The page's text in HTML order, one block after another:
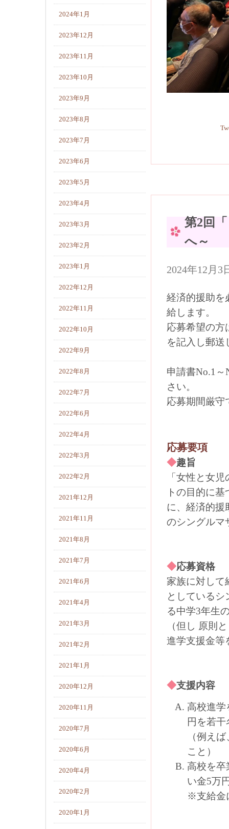
第2回
へ～
2024年12月
経済的援助を
給します。
応募希望の方
を記入し郵送
申請書No.1
さい。
応募期間厳守
応募要項
◆趣旨
「女性と女
トの目的に
に、経済的援
のシングルマ
◆応募資格
家族に対して
としている
る中学3年生
（但し 原則
進学支援金等
◆支援内容
高校進学
円を若
（例え
こと）
高校を卒
い金5万
※支給金
2024年1月
2023年12月
2023年11月
2023年10月
2023年9月
2023年8月
2023年7月
2023年6月
2023年5月
2023年4月
2023年3月
2023年2月
2023年1月
2022年12月
2022年11月
2022年10月
2022年9月
2022年8月
2022年7月
2022年6月
2022年4月
2022年3月
2022年2月
2021年12月
2021年11月
2021年8月
2021年7月
2021年6月
2021年4月
2021年3月
2021年2月
2021年1月
2020年12月
2020年11月
2020年7月
2020年6月
2020年4月
2020年2月
2020年1月